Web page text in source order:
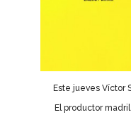
Este jueves Víctor
El productor